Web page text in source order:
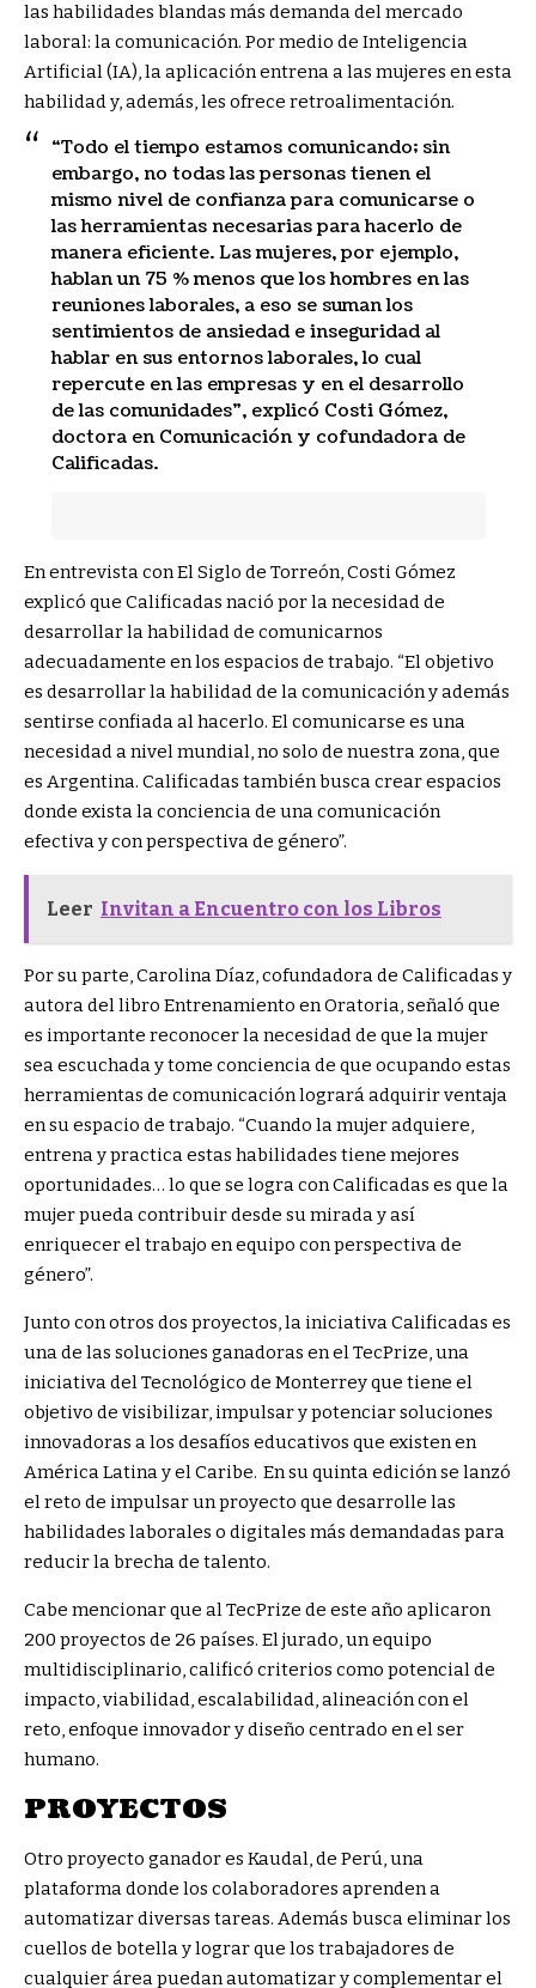
las habilidades blandas más demanda del mercado
laboral: la comunicación. Por medio de Inteligencia
Artificial (IA), la aplicación entrena a las mujeres en esta
habilidad y, además, les ofrece retroalimentación.
“Todo el tiempo estamos comunicando; sin
embargo, no todas las personas tienen el
mismo nivel de confianza para comunicarse o
las herramientas necesarias para hacerlo de
manera eficiente. Las mujeres, por ejemplo,
hablan un 75 % menos que los hombres en las
reuniones laborales, a eso se suman los
sentimientos de ansiedad e inseguridad al
hablar en sus entornos laborales, lo cual
repercute en las empresas y en el desarrollo
de las comunidades”, explicó Costi Gómez,
doctora en Comunicación y cofundadora de
Calificadas.
En entrevista con El Siglo de Torreón, Costi Gómez
explicó que Calificadas nació por la necesidad de
desarrollar la habilidad de comunicarnos
adecuadamente en los espacios de trabajo. “El objetivo
es desarrollar la habilidad de la comunicación y además
sentirse confiada al hacerlo. El comunicarse es una
necesidad a nivel mundial, no solo de nuestra zona, que
es Argentina. Calificadas también busca crear espacios
donde exista la conciencia de una comunicación
efectiva y con perspectiva de género”.
Leer Invitan a Encuentro con los Libros
Por su parte, Carolina Díaz, cofundadora de Calificadas y
autora del libro Entrenamiento en Oratoria, señaló que
es importante reconocer la necesidad de que la mujer
sea escuchada y tome conciencia de que ocupando estas
herramientas de comunicación logrará adquirir ventaja
en su espacio de trabajo. “Cuando la mujer adquiere,
entrena y practica estas habilidades tiene mejores
oportunidades… lo que se logra con Calificadas es que la
mujer pueda contribuir desde su mirada y así
enriquecer el trabajo en equipo con perspectiva de
género”.
Junto con otros dos proyectos, la iniciativa Calificadas es
una de las soluciones ganadoras en el TecPrize, una
iniciativa del Tecnológico de Monterrey que tiene el
objetivo de visibilizar, impulsar y potenciar soluciones
innovadoras a los desafíos educativos que existen en
América Latina y el Caribe. En su quinta edición se lanzó
el reto de impulsar un proyecto que desarrolle las
habilidades laborales o digitales más demandadas para
reducir la brecha de talento.
Cabe mencionar que al TecPrize de este año aplicaron
200 proyectos de 26 países. El jurado, un equipo
multidisciplinario, calificó criterios como potencial de
impacto, viabilidad, escalabilidad, alineación con el
reto, enfoque innovador y diseño centrado en el ser
humano.
PROYECTOS
Otro proyecto ganador es Kaudal, de Perú, una
plataforma donde los colaboradores aprenden a
automatizar diversas tareas. Además busca eliminar los
cuellos de botella y lograr que los trabajadores de
cualquier área puedan automatizar y complementar el